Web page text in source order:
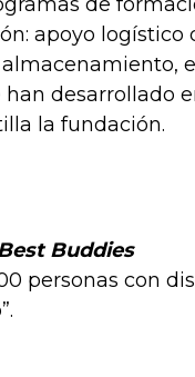
apoyo logístico
han desarrollado
la fundación.
Buddies
personas con